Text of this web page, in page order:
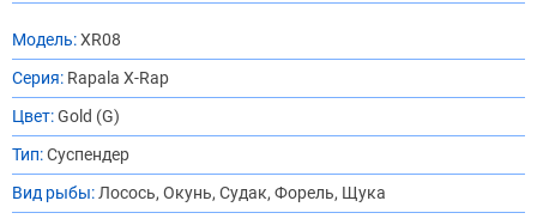
Модель:XR08
Серия: Rapala X-Rap
Цвет:Gold (G)
Тип:Суспендер
Вид рыбы: Лосось, Окунь, Судак, Форель, Щука